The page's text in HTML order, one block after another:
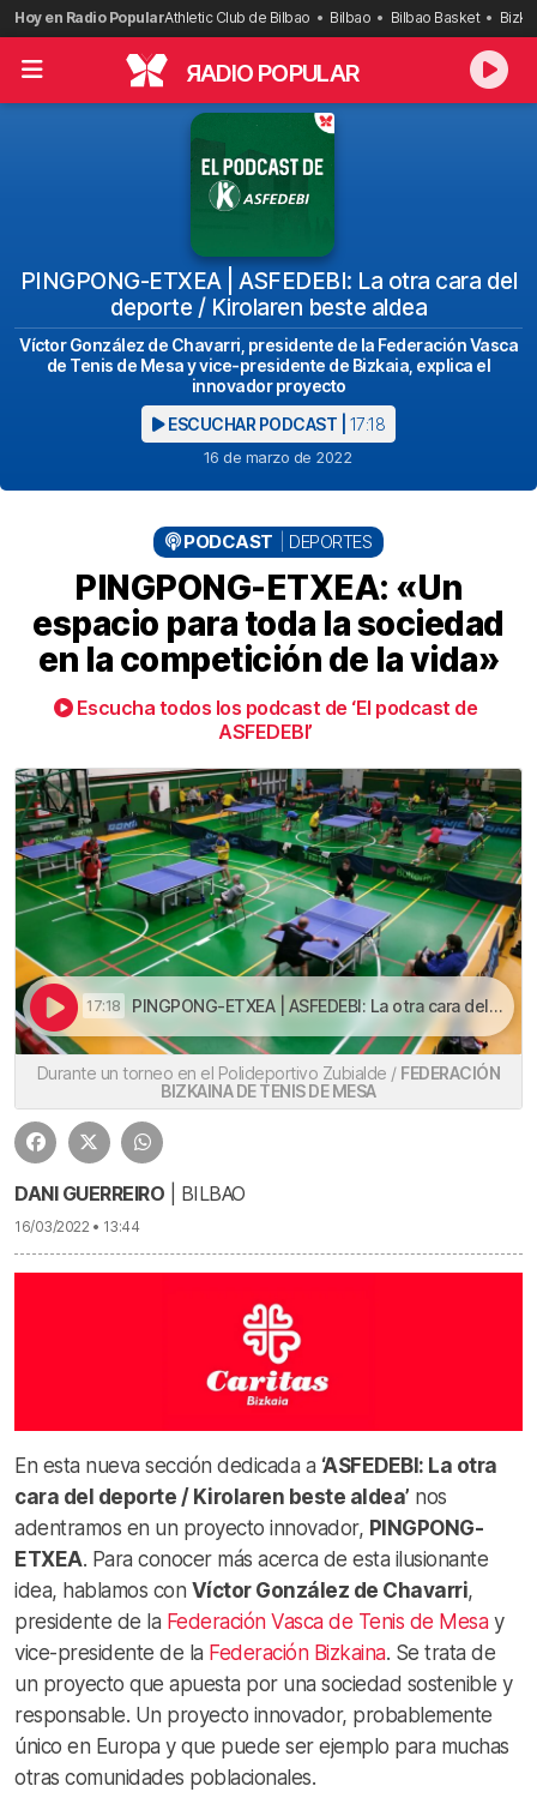
Saltar
al
contenido
Hoy en Radio PopularAthletic Club de Bilbao Bilbao Bilbao Basket
RADIO POPULAR
PINGPONG-ETXEA | ASFEDEBI: La otra cara del
deporte / Kirolaren beste aldea
Víctor González de Chavarri, presidente de la Federación Vasca
de Tenis de Mesa y vice-presidente de Bizkaia, explica el
innovador proyecto
ESCUCHAR PODCAST | 17:18
16 de marzo de 2022
PODCAST DEPORTES
PINGPONG-ETXEA: «Un
espacio para toda la sociedad
en la competición de la vida»
Escucha todos los podcast de ‘El podcast de
ASFEDEBI’
17:18 PINGPONG-ETXEA | ASFEDEBI: La otra cara del deporte / Kirolaren beste aldea | PINGPONG-ETXEA: «Un espacio para toda la sociedad en la competición de la vida»
Durante un torneo en el Polideportivo Zubialde / FEDERACIÓN
BIZKAINA DE TENIS DE MESA
DANI GUERREIRO | BILBAO
16/03/2022 • 13:44
En esta nueva sección dedicada a ‘ASFEDEBI: La otra
cara del deporte / Kirolaren beste aldea’ nos
adentramos en un proyecto innovador, PINGPONG-
ETXEA. Para conocer más acerca de esta ilusionante
idea, hablamos con Víctor González de Chavarri,
presidente de la Federación Vasca de Tenis de Mesay
vice-presidente de la Federación Bizkaina. Se trata de
un proyecto que apuesta por una sociedad sostenible y
responsable. Un proyecto innovador, probablemente
único en Europa y que puede ser ejemplo para muchas
otras comunidades poblacionales.